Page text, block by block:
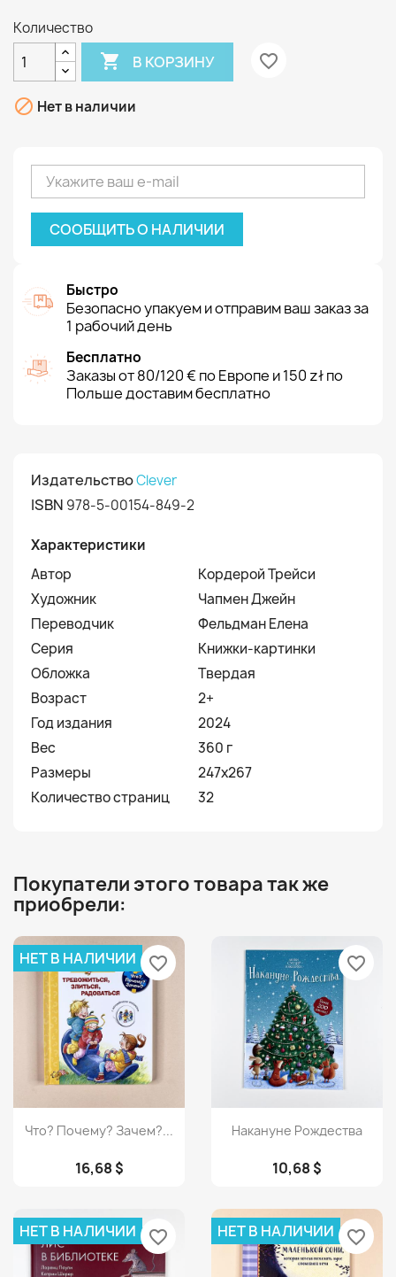
Количество
 В КОРЗИНУ favorite_border
 Нет в наличии
СООБЩИТЬ О НАЛИЧИИ
Быстро
Безопасно упакуем и отправим ваш заказ за
1 рабочий день
Бесплатно
Заказы от 80/120 € по Европе и 150 zł по
Польше доставим бесплатно
ИздательствоClever
ISBN 978-5-00154-849-2
Характеристики
Автор
Кордерой Трейси
Художник
Чапмен Джейн
Переводчик
Фельдман Елена
Серия
Книжки-картинки
Обложка
Твердая
Возраст
2+
Год издания
2024
Вес
360 г
Размеры
247x267
Количество страниц
32
Покупатели этого товара так же
приобрели:
Просмотр
Что? Почему? Зачем?...
16,68 $
НЕТ В НАЛИЧИИ favorite_border
Просмотр
Накануне Рождества
10,68 $
favorite_border
НЕТ В НАЛИЧИИ favorite_border НЕТ В НАЛИЧИИ favorite_border